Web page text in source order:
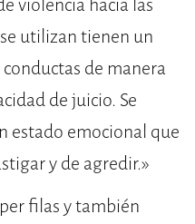
utilizan tienen un
conductas de manera
de juicio. Se
estado emocional que
y de agredir.»
filas y también